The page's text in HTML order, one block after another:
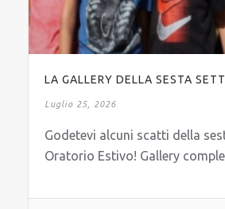
LA GALLERY DELLA SESTA
Luglio 25, 2026
Godetevi alcuni scatti della
Oratorio Estivo! Gallery